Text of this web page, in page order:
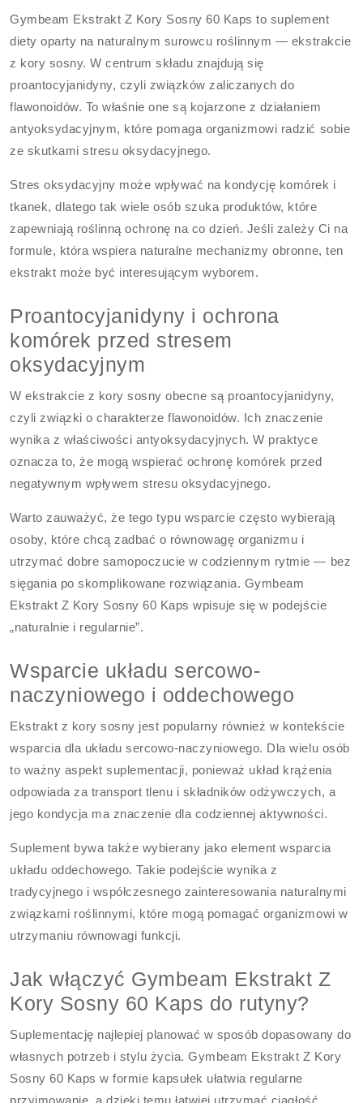
Gymbeam Ekstrakt Z Kory Sosny 60 Kaps to suplement
diety oparty na naturalnym surowcu roślinnym — ekstrakcie
z kory sosny. W centrum składu znajdują się
proantocyjanidyny, czyli związków zaliczanych do
flawonoidów. To właśnie one są kojarzone z działaniem
antyoksydacyjnym, które pomaga organizmowi radzić sobie
ze skutkami stresu oksydacyjnego.
Stres oksydacyjny może wpływać na kondycję komórek i
tkanek, dlatego tak wiele osób szuka produktów, które
zapewniają roślinną ochronę na co dzień. Jeśli zależy Ci na
formule, która wspiera naturalne mechanizmy obronne, ten
ekstrakt może być interesującym wyborem.
Proantocyjanidyny i ochrona
komórek przed stresem
oksydacyjnym
W ekstrakcie z kory sosny obecne są proantocyjanidyny,
czyli związki o charakterze flawonoidów. Ich znaczenie
wynika z właściwości antyoksydacyjnych. W praktyce
oznacza to, że mogą wspierać ochronę komórek przed
negatywnym wpływem stresu oksydacyjnego.
Warto zauważyć, że tego typu wsparcie często wybierają
osoby, które chcą zadbać o równowagę organizmu i
utrzymać dobre samopoczucie w codziennym rytmie — bez
sięgania po skomplikowane rozwiązania. Gymbeam
Ekstrakt Z Kory Sosny 60 Kaps wpisuje się w podejście
„naturalnie i regularnie”.
Wsparcie układu sercowo-
naczyniowego i oddechowego
Ekstrakt z kory sosny jest popularny również w kontekście
wsparcia dla układu sercowo-naczyniowego. Dla wielu osób
to ważny aspekt suplementacji, ponieważ układ krążenia
odpowiada za transport tlenu i składników odżywczych, a
jego kondycja ma znaczenie dla codziennej aktywności.
Suplement bywa także wybierany jako element wsparcia
układu oddechowego. Takie podejście wynika z
tradycyjnego i współczesnego zainteresowania naturalnymi
związkami roślinnymi, które mogą pomagać organizmowi w
utrzymaniu równowagi funkcji.
Jak włączyć Gymbeam Ekstrakt Z
Kory Sosny 60 Kaps do rutyny?
Suplementację najlepiej planować w sposób dopasowany do
własnych potrzeb i stylu życia. Gymbeam Ekstrakt Z Kory
Sosny 60 Kaps w formie kapsułek ułatwia regularne
przyjmowanie, a dzięki temu łatwiej utrzymać ciągłość